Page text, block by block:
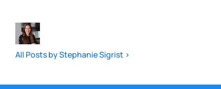
All Posts by Stephanie Sigrist >